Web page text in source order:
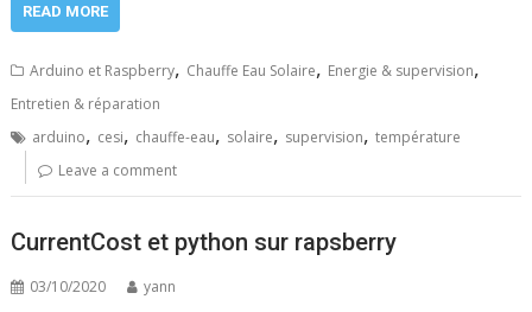
READ MORE
Arduino et Raspberry, Chauffe Eau Solaire, Energie & supervision,
Entretien & réparation
arduino, cesi, chauffe-eau, solaire, supervision,température
Leave a comment
CurrentCost et python sur rapsberry
03/10/2020 yann